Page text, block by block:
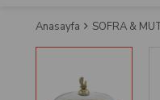
Anasayfa SOFRA &